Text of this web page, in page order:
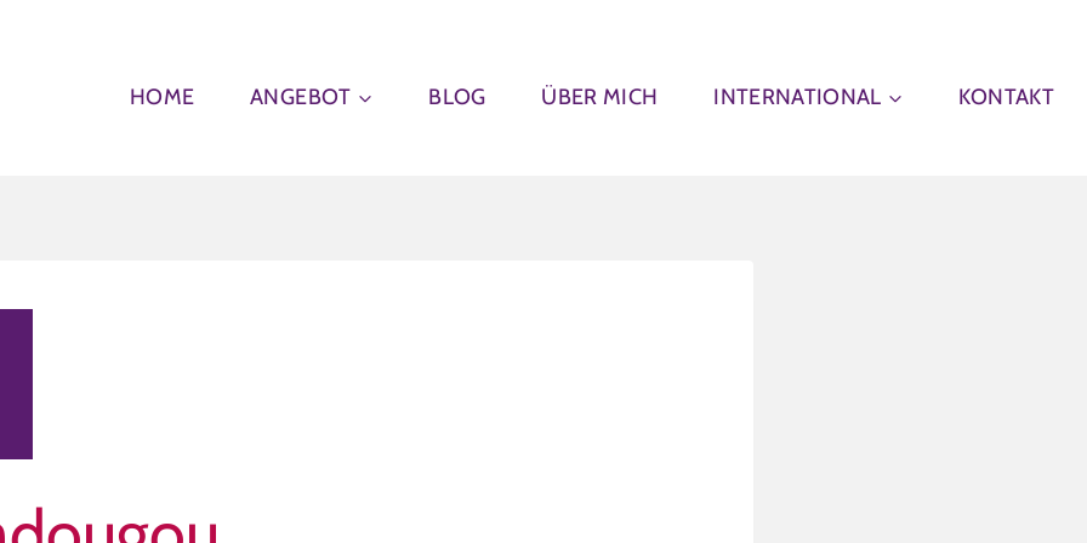
HOME ANGEBOT BLOG ÜBER MICH INTERNATIONAL KONTAKT